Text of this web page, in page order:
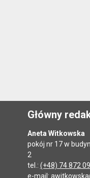
Główny
Aneta Witkowska
pokój nr 17 w
2
tel.: (+48) 74 872
e-mail: